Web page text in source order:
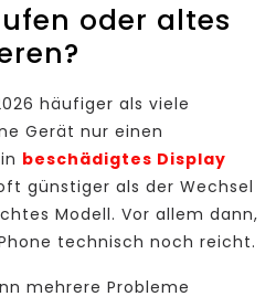
oder altes
häufiger als viele
Gerät nur einen
beschädigtes Display
günstiger als der Wechsel
Modell. Vor allem dann,
technisch noch reicht.
mehrere Probleme